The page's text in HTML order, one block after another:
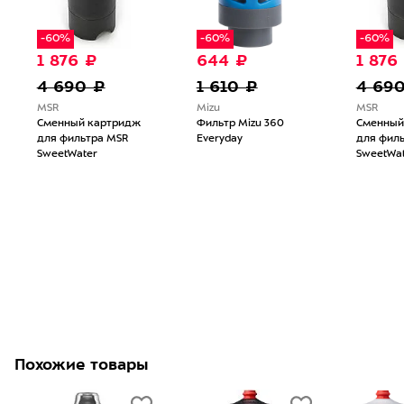
-60%
1 876 ₽
4 690 ₽
MSR
Сменный картридж
для фильтра MSR
SweetWater
-60%
644 ₽
1 610 ₽
Mizu
Фильтр Mizu 360
Everyday
-60%
1
4
MSR
для
Похожие товары